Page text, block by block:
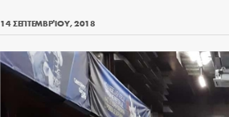
14 ΣΕΠΤΕΜΒΡΊΟΥ, 2018